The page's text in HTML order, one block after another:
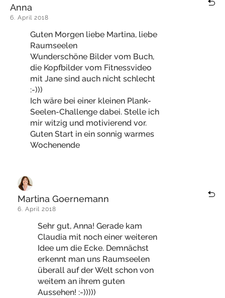
Anna
6. April 2018
Guten Morgen liebe Martina, liebe
Raumseelen
Wunderschöne Bilder vom Buch,
die Kopfbilder vom Fitnessvideo
mit Jane sind auch nicht schlecht
:-)))
Ich wäre bei einer kleinen Plank-
Seelen-Challenge dabei. Stelle ich
mir witzig und motivierend vor.
Guten Start in ein sonnig warmes
Wochenende
Martina Goernemann
6. April 2018
Sehr gut, Anna! Gerade kam
Claudia mit noch einer weiteren
Idee um die Ecke. Demnächst
erkennt man uns Raumseelen
überall auf der Welt schon von
weitem an ihrem guten
Aussehen! :-)))))